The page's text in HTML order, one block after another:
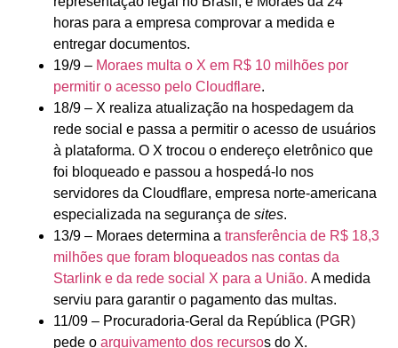
horas para a empresa comprovar a medida e
entregar documentos.
19/9 – Moraes multa o X em R$ 10 milhões por
permitir o acesso pelo Cloudflare.
18/9 – X realiza atualização na hospedagem da
rede social e passa a permitir o acesso de usuários
à plataforma. O X trocou o endereço eletrônico que
foi bloqueado e passou a hospedá-lo nos
servidores da Cloudflare, empresa norte-americana
especializada na segurança de sites.
13/9 – Moraes determina a transferência de R$ 18,3
milhões que foram bloqueados nas contas da
Starlink e da rede social X para a União. A medida
serviu para garantir o pagamento das multas.
11/09 – Procuradoria-Geral da República (PGR)
pede o arquivamento dos recursos do X.